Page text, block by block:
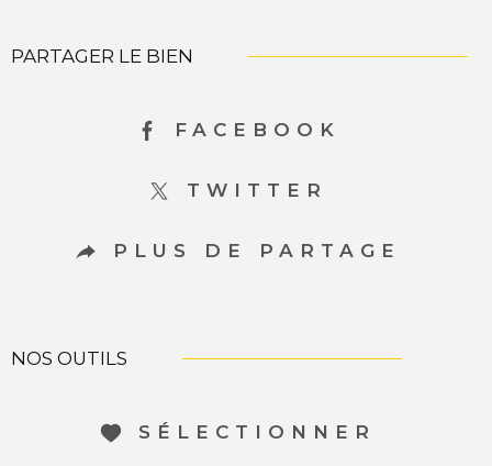
PARTAGER LE BIEN
FACEBOOK
TWITTER
PLUS DE PARTAGE
NOS OUTILS
SÉLECTIONNER